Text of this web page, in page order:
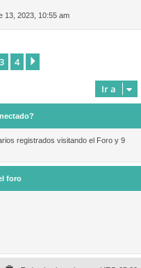
13, 2023, 10:55 am
3 4
Ir a
registrados visitando el Foro y 9
foro